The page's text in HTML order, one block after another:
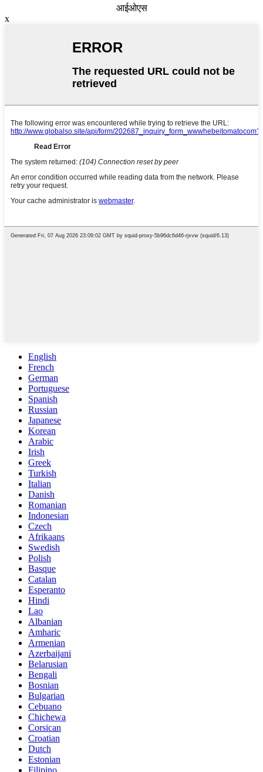
आईओएस
x
English
French
German
Portuguese
Spanish
Russian
Japanese
Korean
Arabic
Irish
Greek
Turkish
Italian
Danish
Romanian
Indonesian
Czech
Afrikaans
Swedish
Polish
Basque
Catalan
Esperanto
Hindi
Lao
Albanian
Amharic
Armenian
Azerbaijani
Belarusian
Bengali
Bosnian
Bulgarian
Cebuano
Chichewa
Corsican
Croatian
Dutch
Estonian
Filipino